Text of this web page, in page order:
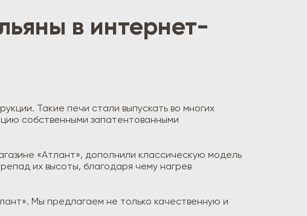
в интернет-
Такие печи стали выпускать во многих
собственными запатентованными
«Атлант», дополнили классическую модель
их высоты, благодаря чему нагрев
Мы предлагаем не только качественную и